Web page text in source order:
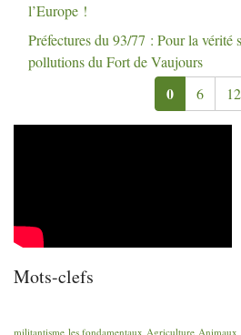
l’Europe !
Préfectures du 93/77 : Pour la vérité
pollutions du Fort de Vaujours
0 6 12
Mots-clefs
militantisme les fondamentaux Agriculture Animaux